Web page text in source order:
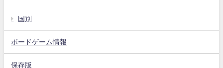
国別
ボードゲーム情報
保存版